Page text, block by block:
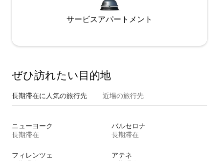
サービスアパートメント
ぜひ訪⁠れ⁠た⁠い目⁠的⁠地
長期滞在に人気の旅行先 近場の旅行先
ニューヨーク
長期滞在
バルセロナ
長期滞在
フィレンツェ
アテネ